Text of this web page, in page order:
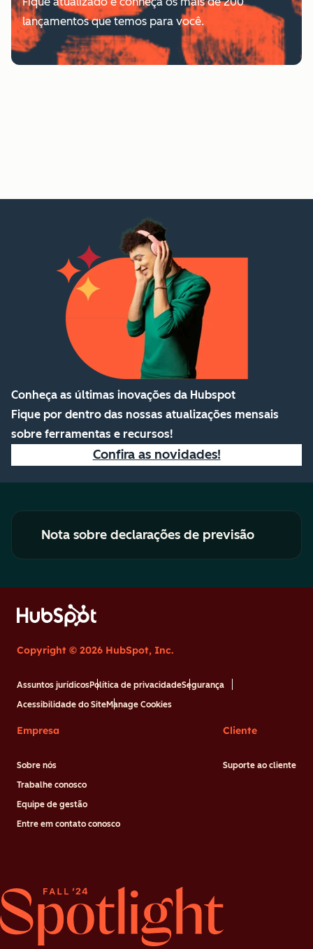
lançamentos que temos para você.
Conheça as últimas inovações da Hubspot
Fique por dentro das nossas atualizações mensais
sobre ferramentas e recursos!
Confira as novidades!
Nota sobre declarações de previsão
Copyright © 2026 HubSpot, Inc.
Assuntos jurídicosPolítica de privacidadeSegurança
Acessibilidade do SiteManage Cookies
Empresa
Sobre nós
Trabalhe conosco
Equipe de gestão
Entre em contato conosco
Cliente
Suporte ao cliente